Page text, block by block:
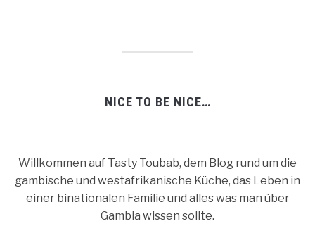
NICE TO BE NICE…
Willkommen auf Tasty Toubab, dem Blog rund um die
gambische und westafrikanische Küche, das Leben in
einer binationalen Familie und alles was man über
Gambia wissen sollte.